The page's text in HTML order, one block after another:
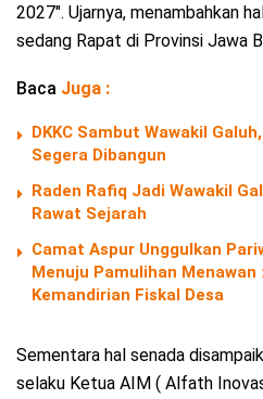
2027″. Ujarnya, menambahkan
sedang Rapat di Provinsi Jawa
Baca Juga :
DKKC Sambut Wawakil
Segera Dibangun
Raden Rafiq Jadi Wawakil
Rawat Sejarah
Camat Aspur Unggulkan
Menuju Pamulihan Menawan
Kemandirian Fiskal Desa
Sementara hal senada
selaku Ketua AIM ( Alfath